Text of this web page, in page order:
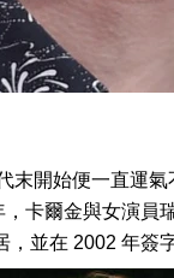
末開始便一直運
卡爾金與女演員
並在 2002 年簽